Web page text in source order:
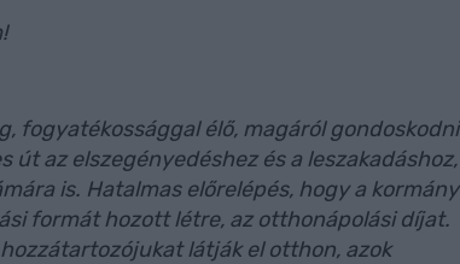
fogyatékossággal élő, magáról gondoskodni
az elszegényedéshez és a leszakadáshoz,
is. Hatalmas előrelépés, hogy a kormány
formát hozott létre, az otthonápolási díjat.
látják el otthon, azok